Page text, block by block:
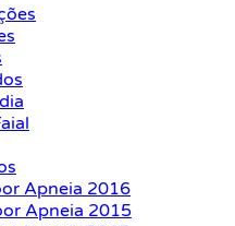
Apneia 2016
Apneia 2015